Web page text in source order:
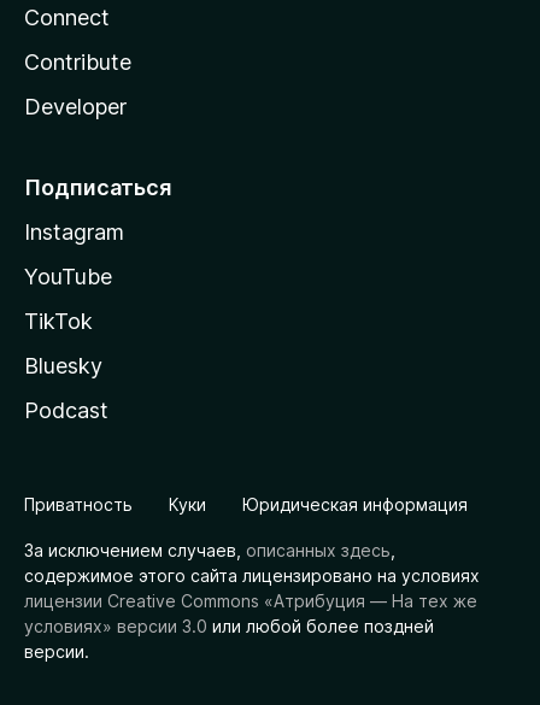
Connect
Contribute
Developer
Подписаться
Instagram
YouTube
TikTok
Bluesky
Podcast
Приватность Куки Юридическая информация
За исключением случаев, описанных здесь
содержимое этого сайта лицензировано на условиях
лицензии Creative Commons «Атрибуция — На тех же
условиях» версии 3.0 или любой более поздней
версии.